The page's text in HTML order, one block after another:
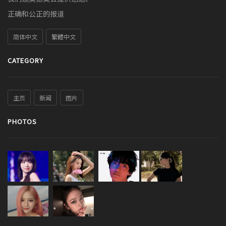
正确和公正的报道
简体中文 繁體中文
CATEGORY
主页 新闻 图片
PHOTOS